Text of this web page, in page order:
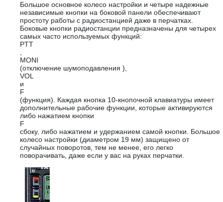
Большое основное колесо настройки и четыре надежные
независимые кнопки на боковой панели обеспечивают
простоту работы с радиостанцией даже в перчатках.
Боковые кнопки радиостанции предназначены для четырех
самых часто используемых функций:
PTT
MONI
(отключение шумоподавления ),
VOL
и
F
(функция). Каждая кнопка 10-кнопочной клавиатуры имеет
дополнительные рабочие функции, которые активируются
либо нажатием кнопки
F
сбоку, либо нажатием и удержанием самой кнопки. Большое
колесо настройки (диаметром 19 мм) защищено от
случайных поворотов, тем не менее, его легко
поворачивать, даже если у вас на руках перчатки.